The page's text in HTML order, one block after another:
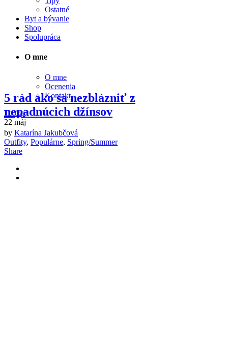
Ostatné
Byt a bývanie
Shop
Spolupráca
O mne
O mne
Ocenenia
Kontakt
To top
22 máj
5 rád ako sa nezblázniť z
nepadnúcich džínsov
by Katarína Jakubčová
Outfity, Populárne, Spring/Summer
Share